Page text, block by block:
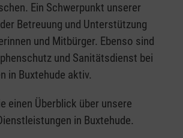
Ein Schwerpunkt unserer
Betreuung und Unterstützung
und Mitbürger. Ebenso sind
und Sanitätsdienst bei
in Buxtehude aktiv.
einen Überblick über unsere
in Buxtehude.